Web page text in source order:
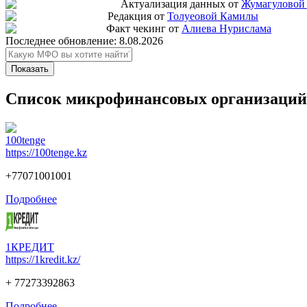
Актуализация данных от
Редакция от Толуеовой Камилы
Факт чекинг от Алиева Нурислама
Последнее обновление: 8.08.2026
Показать
Список микрофинансовых организаций
100tenge
https://100tenge.kz
+77071001001
Подробнее
1КРЕДИТ
https://1kredit.kz/
+ 77273392863